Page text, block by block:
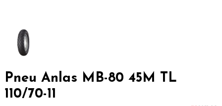
Pneu Anlas MB-80 45M TL
110/70-11